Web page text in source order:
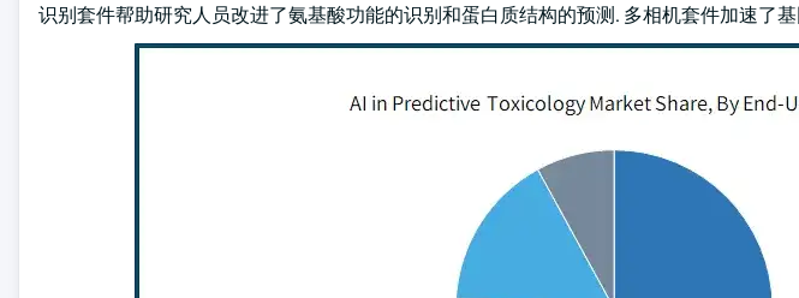
识别套件帮助研究人员改进了氨基酸功能的识别和蛋白质结构的预测. 多相机套件加速了